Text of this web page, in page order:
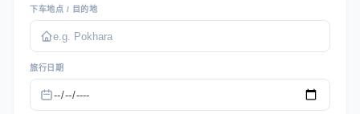
下车地点 / 目的地
旅行日期